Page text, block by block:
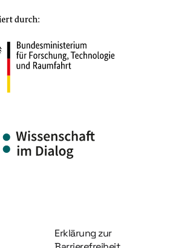
Information und Service
Erklärung zur